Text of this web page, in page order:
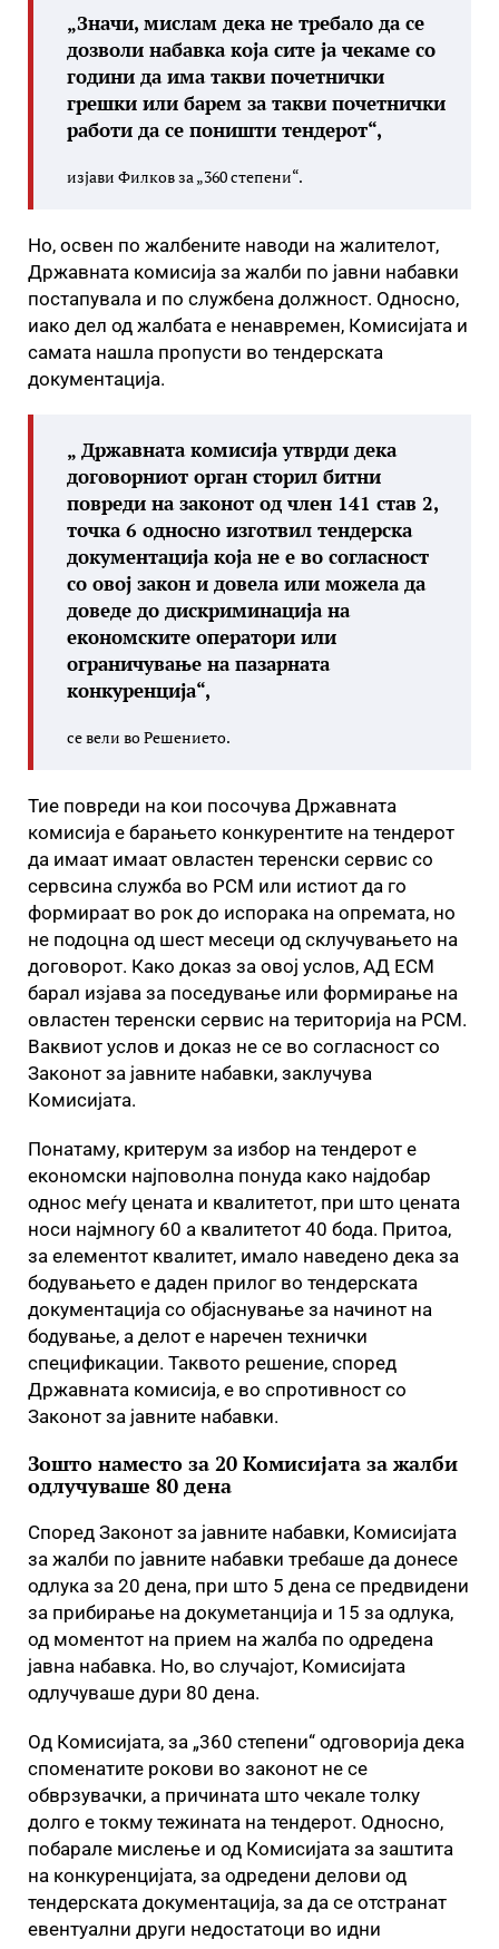
„Значи, мислам дека не требало да се
дозволи набавка која сите ја чекаме со
години да има такви почетнички
грешки или барем за такви почетнички
работи да се поништи тендерот“,
изјави Филков за „360 степени“.
Но, освен по жалбените наводи на жалителот,
Државната комисија за жалби по јавни набавки
постапувала и по службена должност. Односно,
иако дел од жалбата е ненавремен, Комисијата и
самата нашла пропусти во тендерската
документација.
„ Државната комисија утврди дека
договорниот орган сторил битни
повреди на законот од член 141 став 2,
точка 6 односно изготвил тендерска
документација која не е во согласност
со овој закон и довела или можела да
доведе до дискриминација на
економските оператори или
ограничување на пазарната
конкуренција“,
се вели во Решението.
Тие повреди на кои посочува Државната
комисија е барањето конкурентите на тендерот
да имаат имаат овластен теренски сервис со
сервсина служба во РСМ или истиот да го
формираат во рок до испорака на опремата, но
не подоцна од шест месеци од склучувањето на
договорот. Како доказ за овој услов, АД ЕСМ
барал изјава за поседување или формирање на
овластен теренски сервис на територија на РСМ.
Ваквиот услов и доказ не се во согласност со
Законот за јавните набавки, заклучува
Комисијата.
Понатаму, критерум за избор на тендерот е
економски најповолна понуда како најдобар
однос меѓу цената и квалитетот, при што цената
носи најмногу 60 а квалитетот 40 бода. Притоа,
за елементот квалитет, имало наведено дека за
бодувањето е даден прилог во тендерската
документација со објаснување за начинот на
бодување, а делот е наречен технички
спецификации. Таквото решение, според
Државната комисија, е во спротивност со
Законот за јавните набавки.
Зошто наместо за 20 Комисијата за жалби
одлучуваше 80 дена
Според Законот за јавните набавки, Комисијата
за жалби по јавните набавки требаше да донесе
одлука за 20 дена, при што 5 дена се предвидени
за прибирање на докуметанција и 15 за одлука,
од моментот на прием на жалба по одредена
јавна набавка. Но, во случајот, Комисијата
одлучуваше дури 80 дена.
Од Комисијата, за „360 степени“ одговорија дека
споменатите рокови во законот не се
обврзувачки, а причината што чекале толку
долго е токму тежината на тендерот. Односно,
побарале мислење и од Комисијата за заштита
на конкуренцијата, за одредени делови од
тендерската документација, за да се отстранат
евентуални други недостатоци во идни